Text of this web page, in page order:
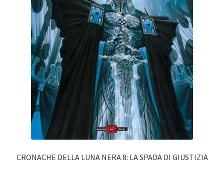
CRONACHE DELLA LUNA NERA 8: LA SPADA DI GIUSTIZIA